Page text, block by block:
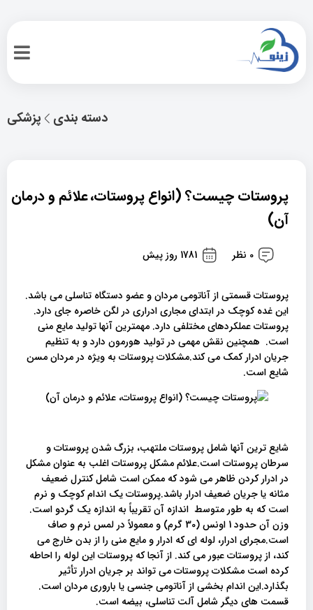
پزشکی دسته بندی
پروستات چیست؟ (انواع پروستات، علائم و درمان
آن)
0 نظر 1781 روز پیش
پروستات قسمتی از آناتومی مردان و عضو دستگاه تناسلی می باشد.
این غده کوچک در ابتدای مجاری ادراری در لگن خاصره جای دارد.
پروستات عملکردهای مختلفی دارد. مهمترین آنها تولید مایع منی
است. همچنین نقش مهمی در تولید هورمون دارد و به تنظیم
جریان ادرار کمک می کند.مشکلات پروستات به ویژه در مردان مسن
شایع است.
شایع ترین آنها شامل پروستات ملتهب، بزرگ شدن پروستات و
سرطان پروستات است.علائم مشکل پروستات اغلب به عنوان مشکل
در ادرار کردن ظاهر می شود که ممکن است شامل کنترل ضعیف
مثانه یا جریان ضعیف ادرار باشد.پروستات یک اندام کوچک و نرم
است که به طور متوسط ​​ اندازه آن تقریباً به اندازه یک گردو است.
وزن آن حدود 1 اونس (30 گرم) و معمولاً در لمس نرم و صاف
است.مجرای ادرار، لوله ای که ادرار و مایع منی را از بدن خارج می
کند، از پروستات عبور می کند. از آنجا که پروستات این لوله را احاطه
کرده است مشکلات پروستات می تواند بر جریان ادرار تأثیر
بگذارد.این اندام بخشی از آناتومی جنسی یا باروری مردان است.
قسمت های دیگر شامل آلت تناسلی، بیضه است.